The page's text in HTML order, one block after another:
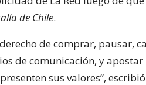
de Chile.
de comprar, pausar,
de comunicación, y
sus valores”, escribió